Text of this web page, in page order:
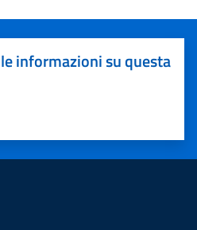
informazioni su questa
su 5
su 5
5